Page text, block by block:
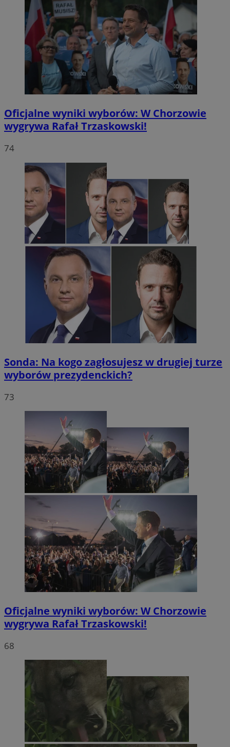
Oficjalne wyniki wyborów: W Chorzowie
wygrywa Rafał Trzaskowski!
74
Sonda: Na kogo zagłosujesz w drugiej turze
wyborów prezydenckich?
73
Oficjalne wyniki wyborów: W Chorzowie
wygrywa Rafał Trzaskowski!
68